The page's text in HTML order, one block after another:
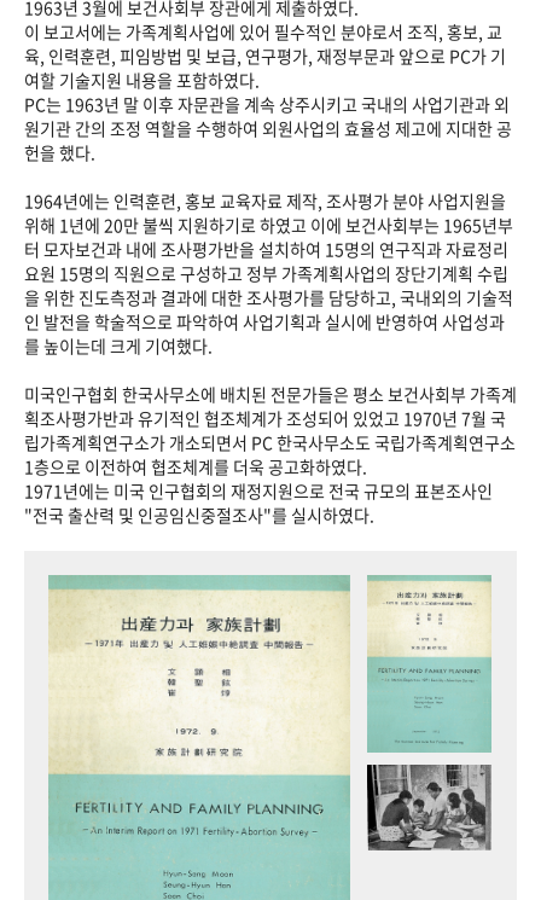
1963년 3월에 보건사회부 장관에게 제출하였다.
이 보고서에는 가족계획사업에 있어 필수적인 분야로서 조직, 홍보, 교
육, 인력훈련, 피임방법 및 보급, 연구평가, 재정부문과 앞으로 PC가 기
여할 기술지원 내용을 포함하였다.
PC는 1963년 말 이후 자문관을 계속 상주시키고 국내의 사업기관과 외
원기관 간의 조정 역할을 수행하여 외원사업의 효율성 제고에 지대한 공
헌을 했다.
1964년에는 인력훈련, 홍보 교육자료 제작, 조사평가 분야 사업지원을
위해 1년에 20만 불씩 지원하기로 하였고 이에 보건사회부는 1965년부
터 모자보건과 내에 조사평가반을 설치하여 15명의 연구직과 자료정리
요원 15명의 직원으로 구성하고 정부 가족계획사업의 장단기계획 수립
을 위한 진도측정과 결과에 대한 조사평가를 담당하고, 국내외의 기술적
인 발전을 학술적으로 파악하여 사업기획과 실시에 반영하여 사업성과
를 높이는데 크게 기여했다.
미국인구협회 한국사무소에 배치된 전문가들은 평소 보건사회부 가족계
획조사평가반과 유기적인 협조체계가 조성되어 있었고 1970년 7월 국
립가족계획연구소가 개소되면서 PC 한국사무소도 국립가족계획연구소
1층으로 이전하여 협조체계를 더욱 공고화하였다.
1971년에는 미국 인구협회의 재정지원으로 전국 규모의 표본조사인
"전국 출산력 및 인공임신중절조사"를 실시하였다.